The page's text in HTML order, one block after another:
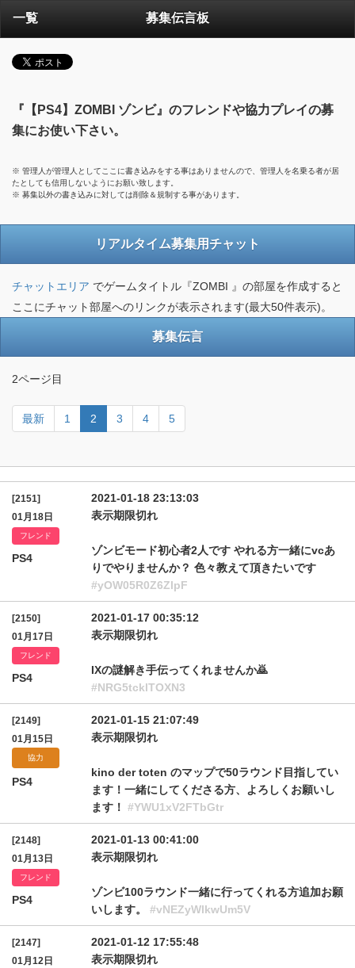
一覧 募集伝言板
『【PS4】ZOMBI ゾンビ』のフレンドや協力プレイの募
集にお使い下さい。
※ 管理人が管理人としてここに書き込みをする事はありませんので、管理人を名乗る者が居
たとしても信用しないようにお願い致します。
※ 募集以外の書き込みに対しては削除＆規制する事があります。
リアルタイム募集用チャット
チャットエリア でゲームタイトル『ZOMBI 』の部屋を作成すると
ここにチャット部屋へのリンクが表示されます(最大50件表示)。
募集伝言
2ページ目
最新 1 2 3 4 5
[2151]
01月18日
フレンド
PS4
2021-01-18 23:13:03
表示期限切れ
ゾンビモード初心者2人です やれる方一緒にvcあ
りでやりませんか？ 色々教えて頂きたいです
#yOW05R0Z6ZlpF
[2150]
01月17日
フレンド
PS4
2021-01-17 00:35:12
表示期限切れ
IXの謎解き手伝ってくれませんか🙇
#NRG5tcklTOXN3
[2149]
01月15日
協力
PS4
2021-01-15 21:07:49
表示期限切れ
kino der toten のマップで50ラウンド目指してい
ます！一緒にしてくださる方、よろしくお願いし
ます！ #YWU1xV2FTbGtr
[2148]
01月13日
フレンド
PS4
2021-01-13 00:41:00
表示期限切れ
ゾンビ100ラウンド一緒に行ってくれる方追加お願
いします。 #vNEZyWlkwUm5V
[2147]
01月12日
2021-01-12 17:55:48
表示期限切れ